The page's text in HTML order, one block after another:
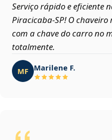
Serviço rápido e eficiente
Piracicaba‑SP! O
com a chave do carro no
totalmente.
MF Marilene F.